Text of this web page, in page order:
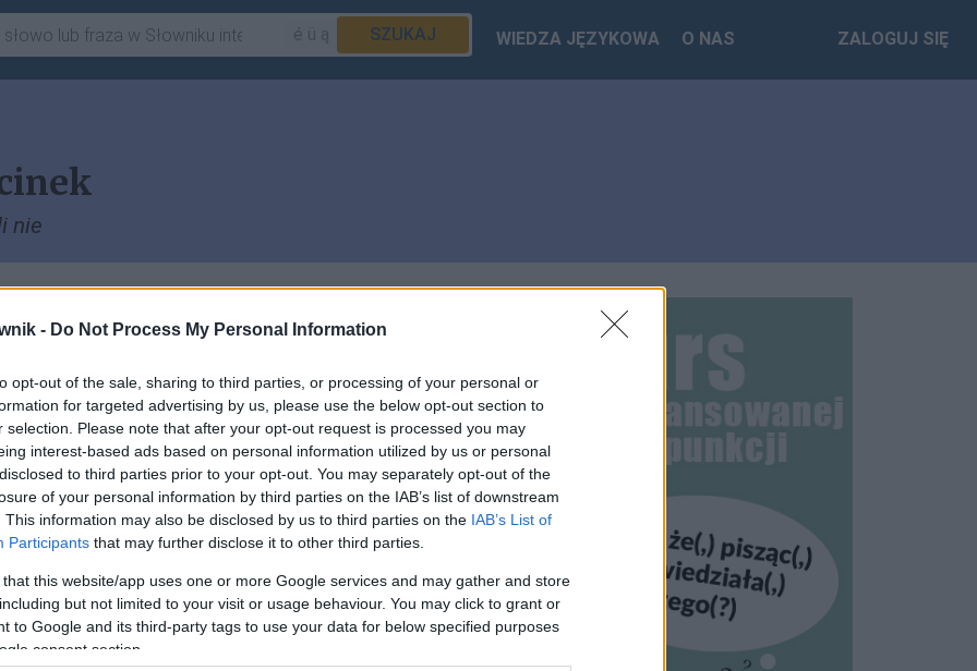
- Do Not Process My Personal Information
opt-out of the sale, sharing to third parties, or processing of your personal or
for targeted advertising by us, please use the below opt-out section to
selection. Please note that after your opt-out request is processed you may
interest-based ads based on personal information utilized by us or personal
to third parties prior to your opt-out. You may separately opt-out of the
of your personal information by third parties on the IAB’s list of downstream
This information may also be disclosed by us to third parties on the IAB’s List of
Participants that may further disclose it to other third parties.
that this website/app uses one or more Google services and may gather and store
but not limited to your visit or usage behaviour. You may click to grant or
to Google and its third-party tags to use your data for below specified purposes
consent section.
SZUKAJ WIEDZA JĘZYKOWA O NAS ZALOGUJ SIĘ
nie
segmenty
jeśli nie.
stoi przed nim przecinek:
budzą u Lema rodzaj specyficznego
Miasta, rzeczy, przestrzenie,
w wymiarze emocjonalnym, jeśli
do określonych rytuałów. (KWJP:
pojeśli nie. Wyróżnić tu możemy dwie